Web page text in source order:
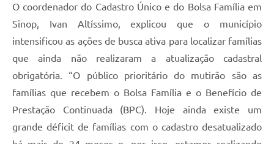
O coordenador do Cadastro Único e do Bolsa Família em
Sinop, Ivan Altíssimo, explicou que o município
intensificou as ações de busca ativa para localizar famílias
que ainda não realizaram a atualização cadastral
obrigatória. “O público prioritário do mutirão são as
famílias que recebem o Bolsa Família e o Benefício de
Prestação Continuada (BPC). Hoje ainda existe um
grande déficit de famílias com o cadastro desatualizado